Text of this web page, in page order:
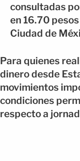
consultadas
en 16.70
Ciudad de
Para quienes
dinero desde
movimientos
condiciones
respecto a